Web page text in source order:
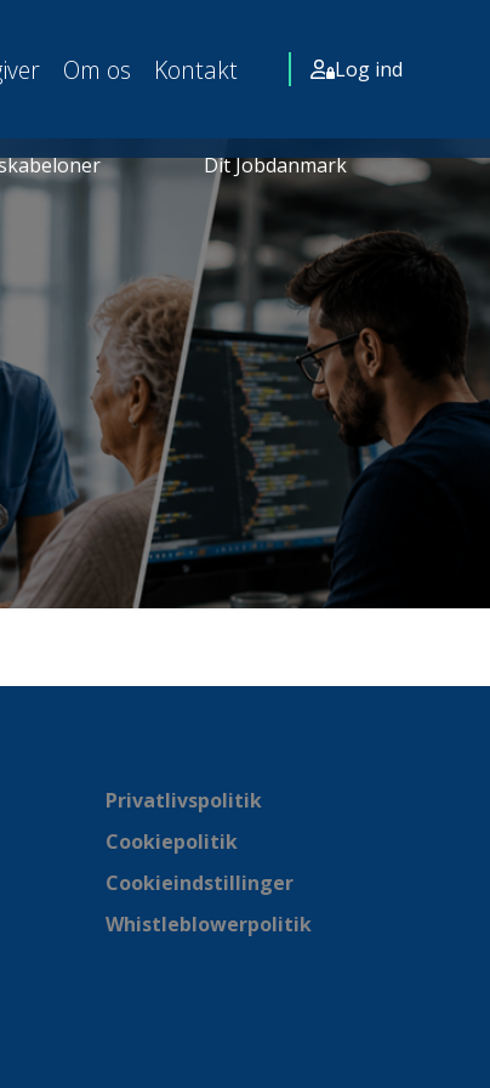
Dit Jobdanmark
Om os Kontakt Log ind
Privatlivspolitik
Cookiepolitik
Cookieindstillinger
Whistleblowerpolitik